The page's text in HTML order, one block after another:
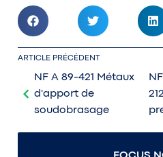
ARTICLE PRÉCÉDENT
NF A 89-421 Métaux
d'apport de
soudobrasage